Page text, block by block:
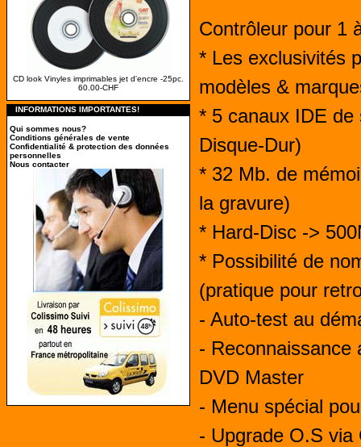
CD look Vinyles imprimables jet d'encre -25pc.
60.00-CHF
INFORMATIONS IMPORTANTES!
Qui sommes nous?
Conditions générales de vente
Confidentialité & protection des données
personnelles
Nous contacter
Contrôleur pour 1
* Les exclusivités
modèles &
* 5 canaux IDE
Disque-Dur)
* 32 Mb. de
la gravure)
* Hard-Disc ->
* Possibilité de
(pratique pour
- Auto-test au
- Reconnaissance
DVD Master
- Menu spécial
- Upgrade O.S via